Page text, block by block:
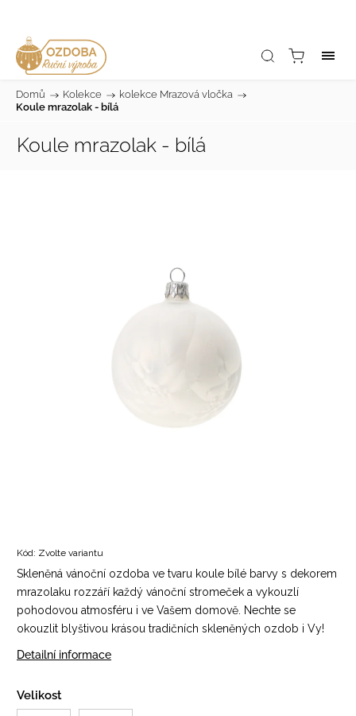
Domů / Kolekce / kolekce Mrazová vločka /
Koule mrazolak - bílá
Koule mrazolak - bílá
Kód: Zvolte variantu
Skleněná vánoční ozdoba ve tvaru koule bílé barvy s dekorem
mrazolaku rozzáří každý vánoční stromeček a vykouzlí
pohodovou atmosféru i ve Vašem domově. Nechte se
okouzlit blyštivou krásou tradičních skleněných ozdob i Vy!
Detailní informace
Velikost